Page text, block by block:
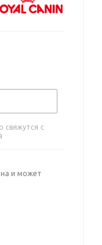
свяжутся с
и может